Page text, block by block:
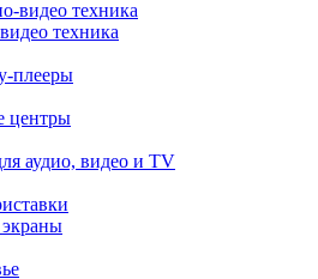
техника
плееры
центры
аудио, видео и TV